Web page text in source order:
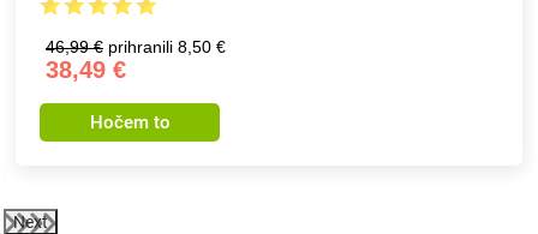
46,99 € prihranili 8,50 €
38,49 €
Hočem to
Next